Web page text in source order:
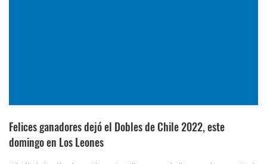
Felices ganadores dejó el Dobles de Chile 2022, este
domingo en Los Leones